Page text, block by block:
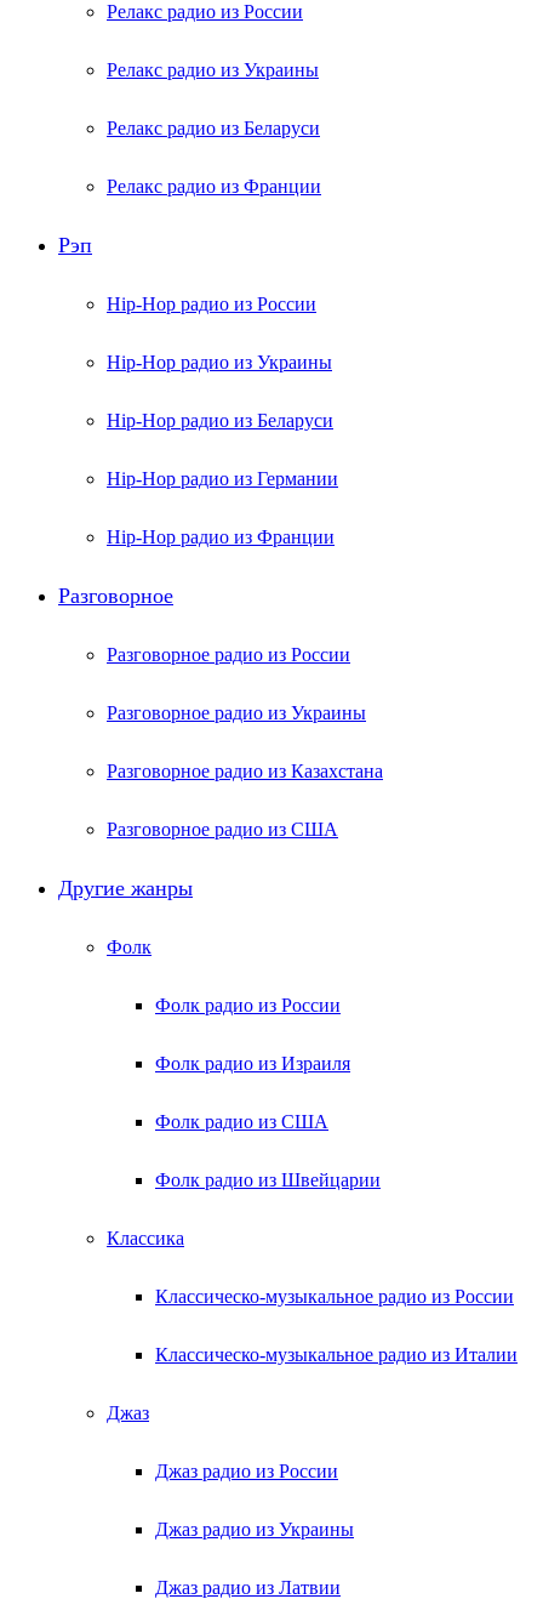
Релакс радио из России
Релакс радио из Украины
Релакс радио из Беларуси
Релакс радио из Франции
Рэп
Hip-Hop радио из России
Hip-Hop радио из Украины
Hip-Hop радио из Беларуси
Hip-Hop радио из Германии
Hip-Hop радио из Франции
Разговорное
Разговорное радио из России
Разговорное радио из Украины
Разговорное радио из Казахстана
Разговорное радио из США
Другие жанры
Фолк
Фолк радио из России
Фолк радио из Израиля
Фолк радио из США
Фолк радио из Швейцарии
Классика
Классическо-музыкальное радио из России
Классическо-музыкальное радио из Италии
Джаз
Джаз радио из России
Джаз радио из Украины
Джаз радио из Латвии